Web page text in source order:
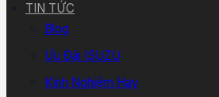
TIN TỨC
Blog
Ưu Đãi ISUZU
Kinh Nghiệm Hay